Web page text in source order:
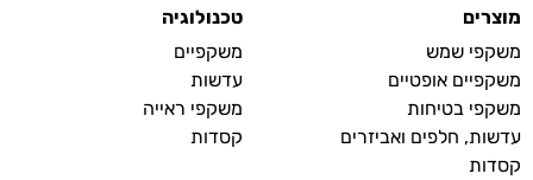
מוצרים
משקפי שמש
משקפיים אופטיים
משקפי בטיחות
עדשות, חלפים ואביזרים
קסדות
טכנולוגיה
משקפיים
עדשות
משקפי ראייה
קסדות